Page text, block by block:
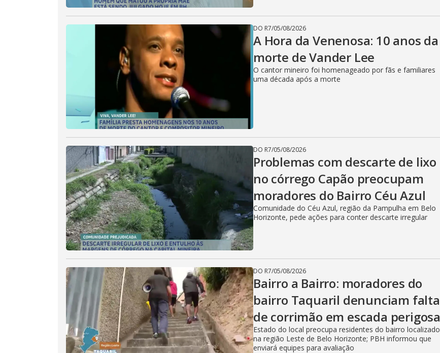
DO R7/05/08/2026
A Hora da Venenosa: 10 anos da
morte de Vander Lee
O cantor mineiro foi homenageado por fãs e familiares
uma década após a morte
DO R7/05/08/2026
Problemas com descarte de lixo
no córrego Capão preocupam
moradores do Bairro Céu Azul
Comunidade do Céu Azul, região da Pampulha em Belo
Horizonte, pede ações para conter descarte irregular
DO R7/05/08/2026
Bairro a Bairro: moradores do
bairro Taquaril denunciam falta
de corrimão em escada perigosa
Estado do local preocupa residentes do bairro localizado
na região Leste de Belo Horizonte; PBH informou que
enviará equipes para avaliação